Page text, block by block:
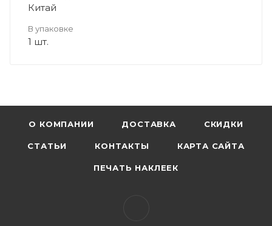
Китай
В упаковке
1 шт.
О КОМПАНИИ ДОСТАВКА СКИДКИ
СТАТЬИ КОНТАКТЫ КАРТА САЙТА
ПЕЧАТЬ НАКЛЕЕК